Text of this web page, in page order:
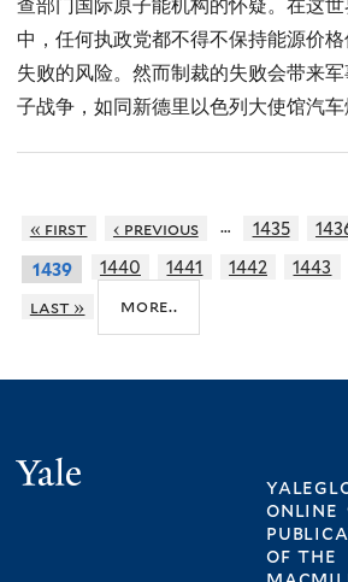
查部门国际原子能机构的怀疑。在这
中，任何执政党都不得不保持能源价
失败的风险。然而制裁的失败会带来
子战争，如同新德里以色列大使馆汽车
« first ‹ previous … 1435
1439 1440 1441 1442 1443
last »
more..
online
ofthe